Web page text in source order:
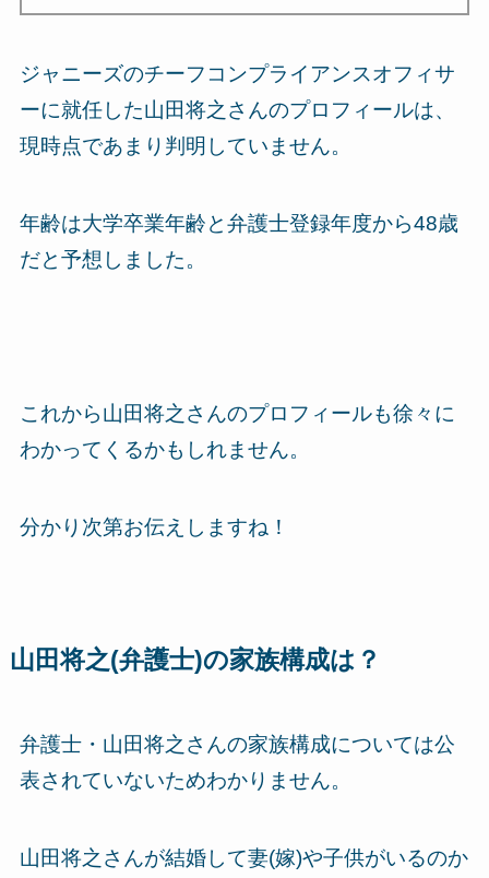
ジャニーズのチーフコンプライアンスオフィサ
ーに就任した山田将之さんのプロフィールは、
現時点であまり判明していません。
年齢は大学卒業年齢と弁護士登録年度から48歳
だと予想しました。
これから山田将之さんのプロフィールも徐々に
わかってくるかもしれません。
分かり次第お伝えしますね！
山田将之(弁護士)の家族構成は？
弁護士・山田将之さんの家族構成については公
表されていないためわかりません。
山田将之さんが結婚して妻(嫁)や子供がいるのか